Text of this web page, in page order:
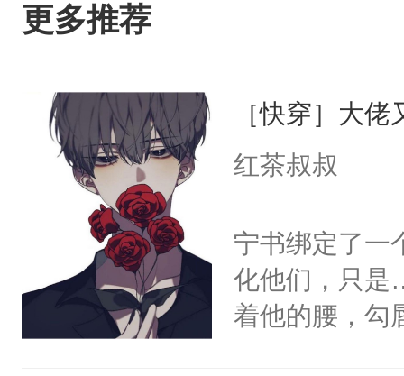
更多推荐
［快穿］大
红茶叔叔
宁书绑定了一
化他们，只是
着他的腰，勾